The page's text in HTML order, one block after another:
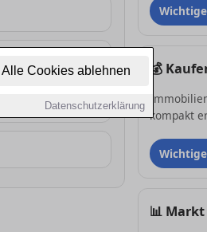
Alle Cookies ablehnen
Datenschutzerklärung
💰
kompakt
📊 Markt